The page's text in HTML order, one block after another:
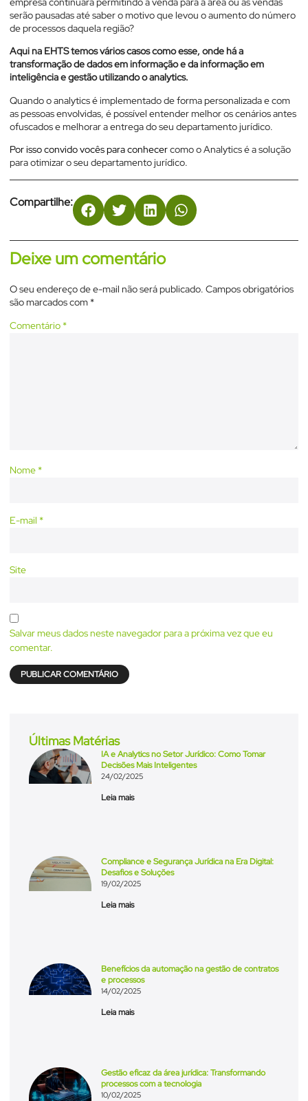
serão pausadas até saber o motivo que levou o aumento do número
de processos daquela região?
Aqui na EHTS temos vários casos como esse, onde há a
transformação de dados em informação e da informação em
inteligência e gestão utilizando o analytics.
Quando o analytics é implementado de forma personalizada e com
as pessoas envolvidas, é possível entender melhor os cenários antes
ofuscados e melhorar a entrega do seu departamento jurídico.
Por isso convido vocês para conhecercomo o Analytics é a solução
para otimizar o seu departamento jurídico.
Compartilhe:
Deixe um comentário
O seu endereço de e-mail não será publicado. Campos obrigatórios
são marcados com *
Comentário *
Nome *
E-mail *
Site
Salvar meus dados neste navegador para a próxima vez que eu
comentar.
Últimas Matérias
IA e Analytics no Setor Jurídico: Como Tomar
Decisões Mais Inteligentes
24/02/2025
Leia mais
Compliance e Segurança Jurídica na Era Digital:
Desafios e Soluções
19/02/2025
Leia mais
Benefícios da automação na gestão de contratos
e processos
14/02/2025
Leia mais
Gestão eficaz da área jurídica: Transformando
processos com a tecnologia
10/02/2025